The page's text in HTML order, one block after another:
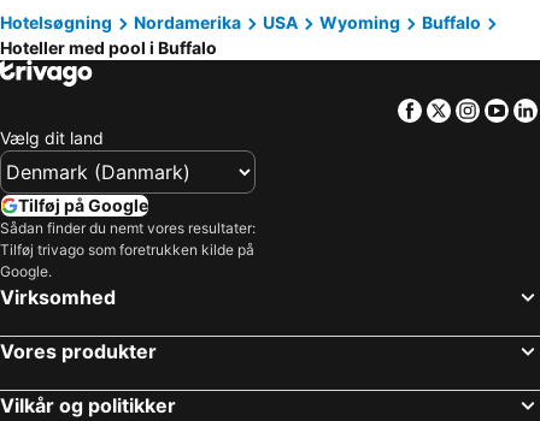
Hotelsøgning Nordamerika USA Wyoming
Buffalo
Hoteller med pool i Buffalo
Facebook
Twitter
Vælg dit land
Tilføj på Google
Sådan finder du nemt vores resultater:
Tilføj trivago som foretrukken kilde på
Google.
Virksomhed
Vores produkter
Vilkår og politikker